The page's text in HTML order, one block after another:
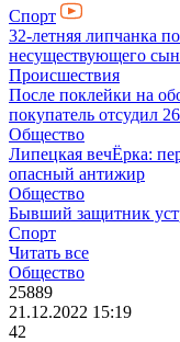
Спорт
32-летняя липчанка
несуществующего
Происшествия
После поклейки на
покупатель отсудил
Общество
Липецкая вечЁрка:
опасный антижир
Общество
Бывший защитник
Спорт
Читать все
Общество
25889
21.12.2022 15:19
42